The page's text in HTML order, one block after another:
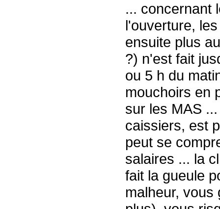
... concernant
l'ouverture,
ensuite plus
?) n'est fait
ou 5 h du
mouchoirs en
sur les MAS
caissiers, est
peut se
salaires ... la
fait la gueule
malheur, vous